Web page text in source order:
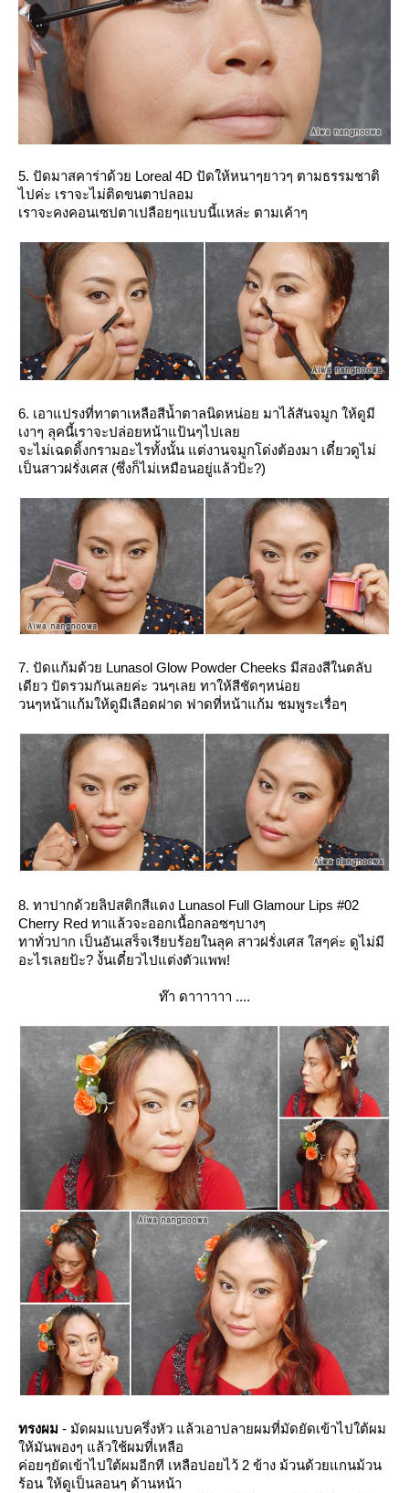
5. ปัดมาสคาร่าด้วย Loreal 4D ปัดให้หนาๆยาวๆ ตามธรรมชาติ
ไปค่ะ เราจะไม่ติดขนตาปลอม
เราจะคงคอนเซปตาเปลือยๆแบบนี้แหล่ะ ตามเค้าๆ
6. เอาแปรงที่ทาตาเหลือสีน้ำตาลนิดหน่อย มาไล้สันจมูก ให้ดูมี
เงาๆ ลุคนี้เราจะปล่อยหน้าแป้นๆไปเล
จะไม่เฉดดิ้งกรามอะไรทั้งนั้น แต่งานจมูกโด่งต้องมา เดี๋ยวดูไม่
เป็นสาวฝรั่งเศส (ซึ่งก็ไม่เหมือนอยู่แล้วป้ะ?)
7. ปัดแก้มด้วย Lunasol Glow Powder Cheeks มีสองสีในตลับ
เดียว ปัดรวมกันเลยค่ะ วนๆเลย ทาให้สีชัดๆหน่อ
วนๆหน้าแก้มให้ดูมีเลือดฝาด ฟาดที่หน้าแก้ม ชมพูระเรื่อๆ
8. ทาปากด้วยลิปสติกสีแดง Lunasol Full Glamour Lips #02
Cherry Red ทาแล้วจะออกเนื้อกลอซๆบางๆ
ทาทั่วปาก เป็นอันเสร็จเรียบร้อยในลุค สาวฝรั่งเศส ใสๆค่ะ ดูไม่มี
อะไรเลยป้ะ? งั้นเดี๋ยวไปแต่งตัวแพพ!
ท๊า ดาาาาาา ....
ทรงผม - มัดผมแบบครึ่งหัว แล้วเอาปลายผมที่มัดยัดเข้าไปใต้ผม
ห้มันพองๆ แล้วใช้ผมที่เหลือ
ค่อยๆยัดเข้าไปใต้ผมอีกที เหลือปอยไว้ 2 ข้าง ม้วนด้วยแกนม้วน
ร้อน ให้ดูเป็นลอนๆ ด้านหน้า